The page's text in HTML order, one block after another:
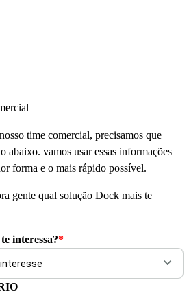
time comercial, precisamos que
abaixo. vamos usar essas informações
forma e o mais rápido possível.
gente qual solução Dock mais te
interessa?*